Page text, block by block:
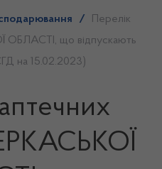
/
Перелік
ОБЛАСТІ, що відпускають
на 15.02.2023)